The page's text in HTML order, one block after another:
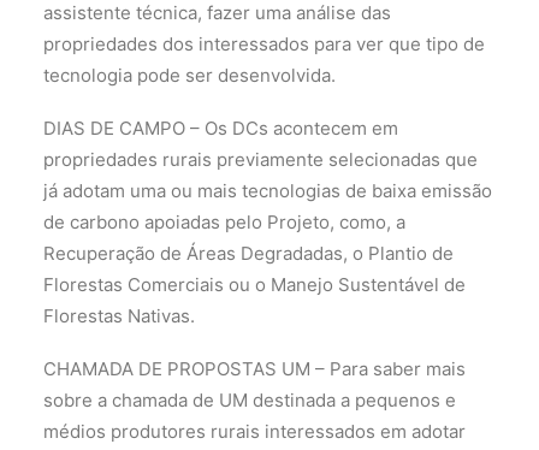
assistente técnica, fazer uma análise das
propriedades dos interessados para ver que tipo de
tecnologia pode ser desenvolvida.
DIAS DE CAMPO – Os DCs acontecem em
propriedades rurais previamente selecionadas que
já adotam uma ou mais tecnologias de baixa emissão
de carbono apoiadas pelo Projeto, como, a
Recuperação de Áreas Degradadas, o Plantio de
Florestas Comerciais ou o Manejo Sustentável de
Florestas Nativas.
CHAMADA DE PROPOSTAS UM – Para saber mais
sobre a chamada de UM destinada a pequenos e
médios produtores rurais interessados em adotar